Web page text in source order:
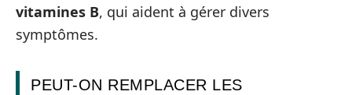
vitamines B, qui aident à gérer divers
symptômes.
PEUT-ON REMPLACER LES